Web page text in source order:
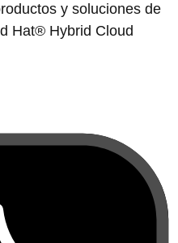
y soluciones de
Hat® Hybrid Cloud